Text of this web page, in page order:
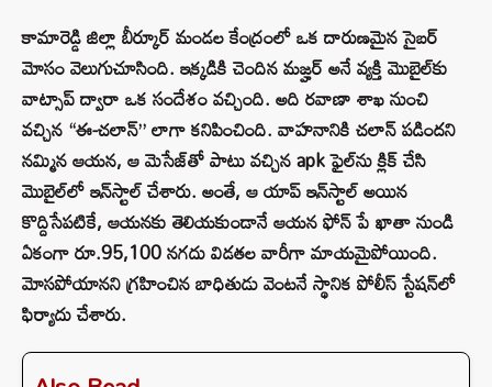
కామారెడ్డి జిల్లా బీర్కూర్ మండల కేంద్రంలో ఒక దారుణమైన సైబర్
మోసం వెలుగుచూసింది. ఇక్కడికి చెందిన మజ్హర్ అనే వ్యక్తి మొబైల్‌కు
వాట్సాప్ ద్వారా ఒక సందేశం వచ్చింది. అది రవాణా శాఖ నుంచి
వచ్చిన “ఈ-చలాన్” లాగా కనిపించింది. వాహనానికి చలాన్ పడిందని
నమ్మిన ఆయన, ఆ మెసేజ్‌తో పాటు వచ్చిన apk ఫైల్‌ను క్లిక్ చేసి
మొబైల్‌లో ఇన్‌స్టాల్ చేశారు. అంతే, ఆ యాప్ ఇన్‌స్టాల్ అయిన
కొద్దిసేపటికే, ఆయనకు తెలియకుండానే ఆయన ఫోన్ పే ఖాతా నుండి
ఏకంగా రూ.95,100 నగదు విడతల వారీగా మాయమైపోయింది.
మోసపోయానని గ్రహించిన బాధితుడు వెంటనే స్థానిక పోలీస్ స్టేషన్‌లో
ఫిర్యాదు చేశారు.